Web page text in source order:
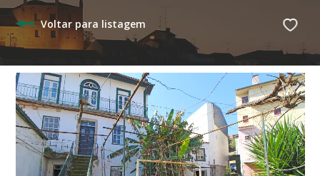
Voltar para listagem